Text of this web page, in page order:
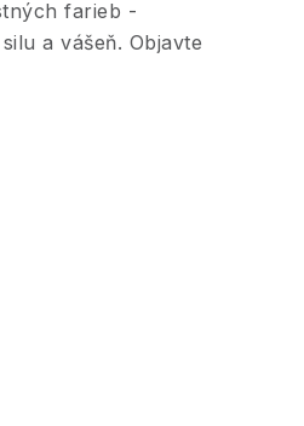
farieb -
a vášeň. Objavte